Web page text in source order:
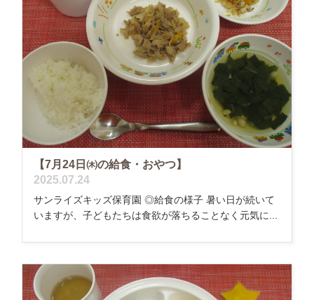
【7月24日㈭の給食・おやつ】
2025.07.24
サンライズキッズ保育園 ◎給食の様子 暑い日が続いて
いますが、子どもたちは食欲が落ちることなく元気に...